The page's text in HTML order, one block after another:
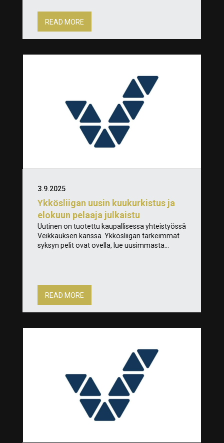
READ MORE
Ykkösliigan uusin kuukurkistus ja
elokuun pelaaja julkaistu
3.9.2025
Uutinen on tuotettu kaupallisessa yhteistyössä
Veikkauksen kanssa. Ykkösliigan tärkeimmät
syksyn pelit ovat ovella, lue uusimmasta...
READ MORE